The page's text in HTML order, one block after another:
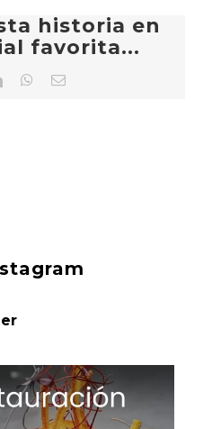
historia en
favorita...
LinkedInWhatsApp
Correo